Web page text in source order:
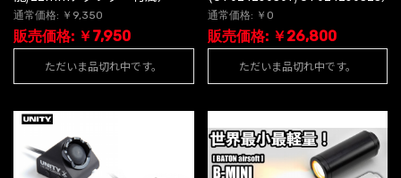
通常価格: ￥9,350
販売価格: ￥7,950
ただいま品切れ中です。
通常価格: ￥0
販売価格: ￥26,800
ただいま品切れ中です。